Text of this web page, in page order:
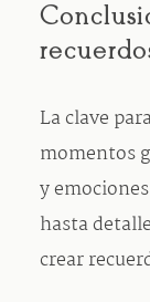
La clave
momentos
y
hasta
crear